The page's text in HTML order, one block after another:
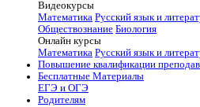
Видеокурсы
Математика Русский язык и
Обществознание Биология
Онлайн курсы
Математика Русский язык и
Повышение квалификации
Бесплатные Материалы
ЕГЭ и ОГЭ
Родителям